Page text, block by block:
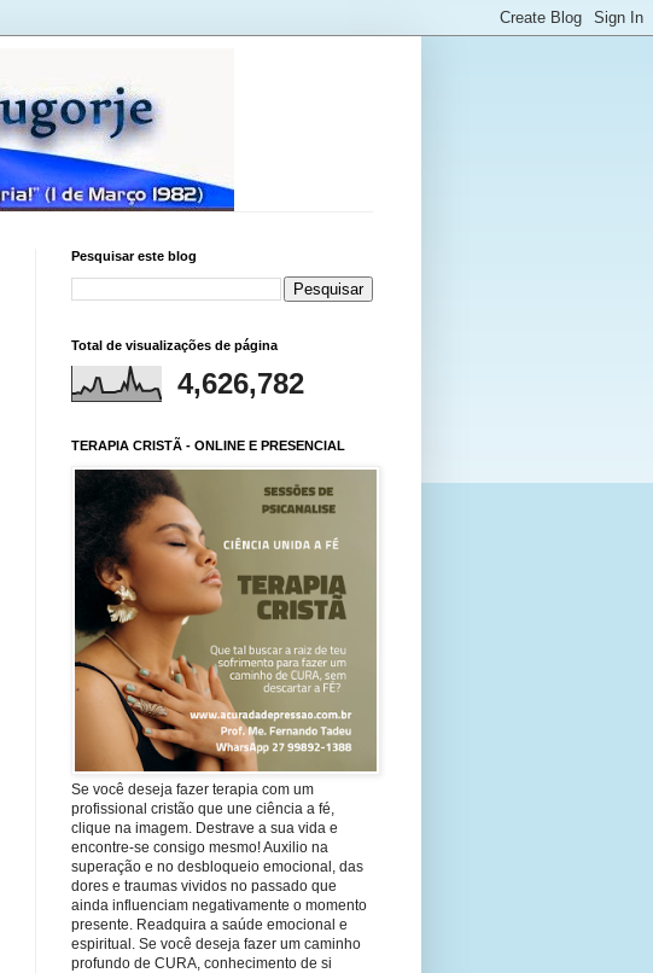
Pesquisar este blog
Total de visualizações de página
4,626,782
TERAPIA CRISTÃ - ONLINE E PRESENCIAL
Se você deseja fazer terapia com um
profissional cristão que une ciência a fé,
clique na imagem. Destrave a sua vida e
encontre-se consigo mesmo! Auxilio na
superação e no desbloqueio emocional, das
dores e traumas vividos no passado que
ainda influenciam negativamente o momento
presente. Readquira a saúde emocional e
espiritual. Se você deseja fazer um caminho
profundo de CURA, conhecimento de si